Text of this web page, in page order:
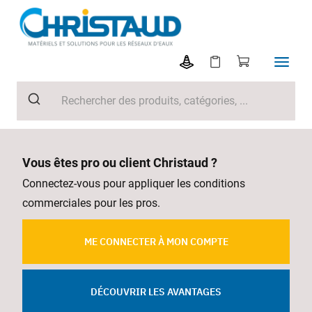
Vous êtes pro ou client Christaud ?
Connectez-vous pour appliquer les conditions
commerciales pour les pros.
ME CONNECTER À MON COMPTE
DÉCOUVRIR LES AVANTAGES